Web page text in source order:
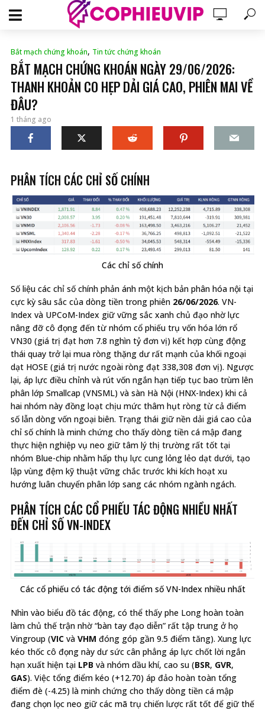
Bắt mạch chứng khoán, Tin tức chứng khoán
BẮT MẠCH CHỨNG KHOÁN NGÀY 29/06/2026:
THANH KHOẢN CO HẸP DẢI GIÁ CAO, PHIÊN MAI VỀ
ĐÂU?
1 tháng ago
PHÂN TÍCH CÁC CHỈ SỐ CHÍNH
Các chỉ số chính
Số liệu các chỉ số chính phản ánh một kịch bản phân hóa nội tại
cực kỳ sâu sắc của dòng tiền trong phiên 26/06/2026. VN-
Index và UPCoM-Index giữ vững sắc xanh chủ đạo nhờ lực
nâng đỡ cô đọng đến từ nhóm cổ phiếu trụ vốn hóa lớn rổ
VN30 (giá trị đạt hơn 7.8 nghìn tỷ đơn vị) kết hợp cùng động
thái quay trở lại mua ròng thặng dư rất mạnh của khối ngoại
dạt HOSE (giá trị nước ngoài ròng đạt 338,308 đơn vị). Ngược
lại, áp lực điều chỉnh và rút vốn ngắn hạn tiếp tục bao trùm lên
phân lớp Smallcap (VNSML) và sàn Hà Nội (HNX-Index) khi cả
hai nhóm này đồng loạt chịu mức thâm hụt ròng từ cả điểm
số lẫn dòng vốn ngoại biên. Trạng thái giữ nền dải giá cao của
chỉ số chính là minh chứng cho thấy dòng tiền cá mập đang
thực hiện nghiệp vụ neo giữ tâm lý thị trường rất tốt tại
nhóm Blue-chip nhằm hấp thụ lực cung lỏng lẻo dạt dưới, tạo
lập vùng đệm kỹ thuật vững chắc trước khi kích hoạt xu
hướng luân chuyển phân lớp sang các nhóm ngành ngách.
PHÂN TÍCH CÁC CỔ PHIẾU TÁC ĐỘNG NHIỀU NHẤT
ĐẾN CHỈ SỐ VN-INDEX
Các cổ phiếu có tác động tới điểm số VN-Index nhiều nhất
Nhìn vào biểu đồ tác động, có thể thấy phe Long hoàn toàn
làm chủ thế trận nhờ “bàn tay đạo diễn” rất tập trung ở họ
Vingroup (VIC và VHM đóng góp gần 9.5 điểm tăng). Xung lực
kéo thốc cô đọng này dư sức cân phẳng áp lực chốt lời ngắn
hạn xuất hiện tại LPB và nhóm dầu khí, cao su (BSR, GVR,
GAS). Việc tổng điểm kéo (+12.70) áp đảo hoàn toàn tổng
điểm đè (-4.25) là minh chứng cho thấy dòng tiền cá mập
đang chọn lọc neo giữ các mã trụ chiến lược rất tốt để giữ thế